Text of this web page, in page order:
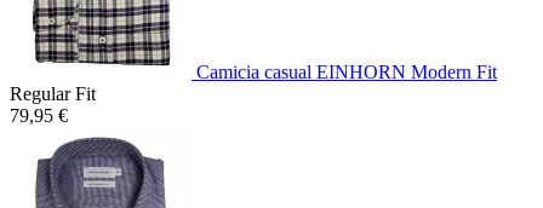
Camicia casual EINHORN Modern Fit
Regular Fit
79,95 €